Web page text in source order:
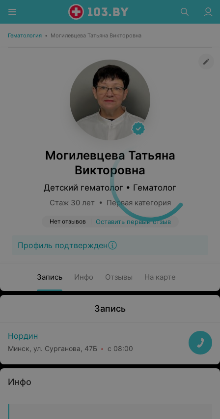
Гематология • Могилевцева Татьяна Викторовна
Могилевцева Татьяна
Викторовна
Детский гематолог • Гематолог
Стаж 30 лет • Первая категория
Нет отзывов Оставить первый отзыв
Профиль подтвержден
Запись Инфо Отзывы На карте
Запись
Нордин
Минск, ул. Сурганова, 47Б с 08:00
Инфо